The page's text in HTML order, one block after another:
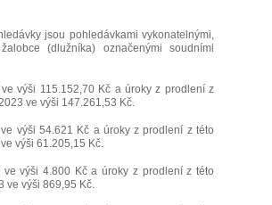
jsou pohledávkami vykonatelnými,
(dlužníka) označenými soudními
výši 115.152,70 Kč a úroky z prodlení z
ve výši 147.261,53 Kč.
výši 54.621 Kč a úroky z prodlení z této
výši 61.205,15 Kč.
výši 4.800 Kč a úroky z prodlení z této
ve výši 869,95 Kč.